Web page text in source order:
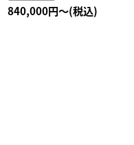
840,000円～(税込)